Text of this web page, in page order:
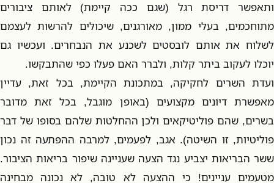
ותאפשר דריסת רגל (שגם ככה קיימת) לאותם ציבורים
מתוחכמים, בעלי ממון, מאורגנים, שיכולים להרשות לעצמם
לשלוח את אותם לובסטים לשכנע את הנבחרים. ועכשיו גם
יוכלו לעקוב ביתר קלות, ולברר האם פעלו כפי שהתבקשו.
ועדת השרים לחקיקה, במתכונת הקיימת, בכל זאת, עדיין
מאפשרת דיונים מקצועים (באופן מוגבל, בכל זאת מדובר
בשרים, שהם פוליטיקאים ולכן ההחלטות שלהם בסופו של דבר
פוליטיות, זו השיטה). אגב, לפעמים, למרבה ההפתעה זה נכון
ששר הבריאות יצביע נגד הצעה שעניינה שיפור בריאות הציבור.
מטעמים עניינים! כי ההצעה לא טובה, לא נכונה מבחינה